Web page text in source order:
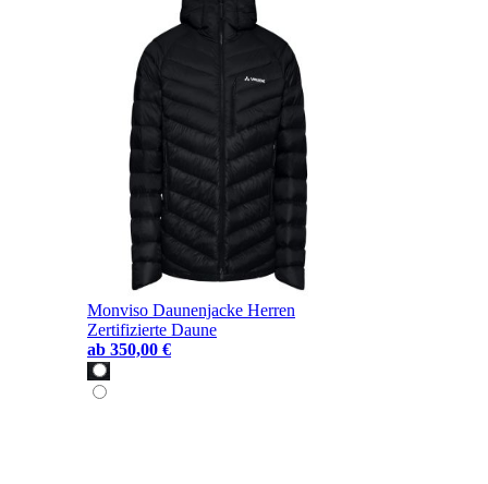
Monviso Daunenjacke Herren
Zertifizierte Daune
ab 350,00 €